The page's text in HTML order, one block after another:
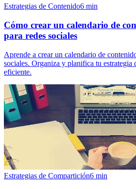
Estrategias de Contenido6 min
Cómo crear un calendario de
para redes sociales
Aprende a crear un calendario de
sociales. Organiza y planifica tu estrategia
eficiente.
Estrategias de Compartición6 min